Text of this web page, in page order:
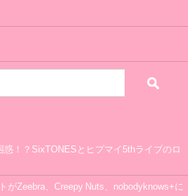
惑！？SixTONESとヒプマイ5thライブのロ
がZeebra、Creepy Nuts、nobodyknows+に